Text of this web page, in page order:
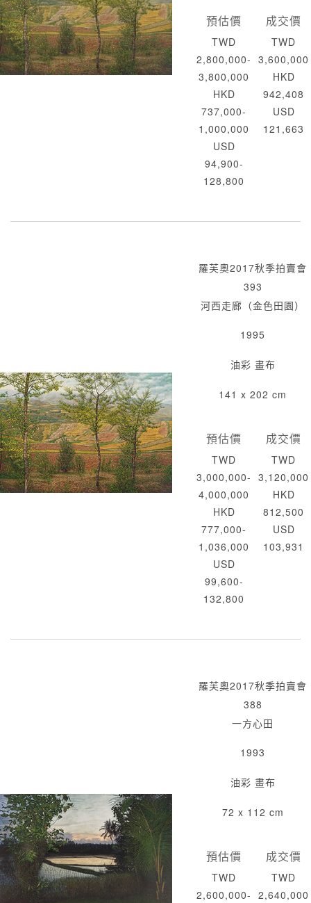
預估價
TWD
2,800,000-
3,800,000
HKD
737,000-
1,000,000
USD
94,900-
128,800
成交價
TWD
3,600,000
HKD
942,408
USD
121,663
羅芙奧2017秋季拍賣會
393
河西走廊（金色田園）
1995
油彩 畫布
141 x 202 cm
預估價
TWD
3,000,000-
4,000,000
HKD
777,000-
1,036,000
USD
99,600-
132,800
成交價
TWD
3,120,000
HKD
812,500
USD
103,931
羅芙奧2017秋季拍賣會
388
一方心田
1993
油彩 畫布
72 x 112 cm
預估價
TWD
2,600,000-
成交價
TWD
2,640,000